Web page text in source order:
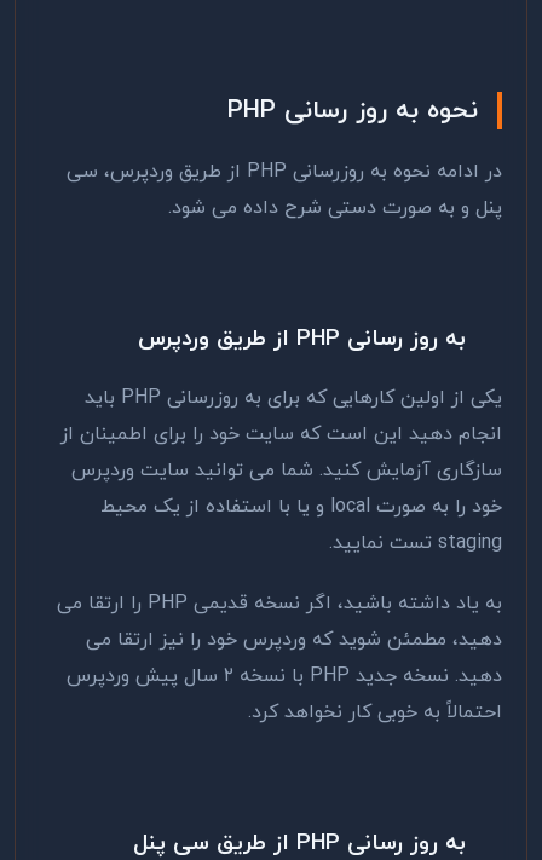
نحوه به روز رسانی PHP
در ادامه نحوه به روزرسانی PHP از طریق وردپرس، سی
پنل و به صورت دستی شرح داده می شود.
به روز رسانی PHP از طریق وردپرس
یکی از اولین کارهایی که برای به روزرسانی PHP باید
انجام دهید این است که سایت خود را برای اطمینان از
سازگاری آزمایش کنید. شما می توانید سایت وردپرس
خود را به صورت local و یا با استفاده از یک محیط
staging تست نمایید.
به یاد داشته باشید، اگر نسخه قدیمی PHP را ارتقا می
دهید، مطمئن شوید که وردپرس خود را نیز ارتقا می
دهید. نسخه جدید PHP با نسخه ۲ سال پیش وردپرس
احتمالاً به خوبی کار نخواهد کرد.
به روز رسانی PHP از طریق سی پنل